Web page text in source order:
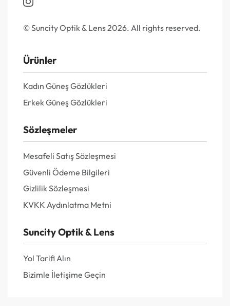
© Suncity Optik & Lens 2026. All rights reserved.
Ürünler
Kadın Güneş Gözlükleri
Erkek Güneş Gözlükleri
Sözleşmeler
Mesafeli Satış Sözleşmesi
Güvenli Ödeme Bilgileri
Gizlilik Sözleşmesi
KVKK Aydınlatma Metni
Suncity Optik & Lens
Yol Tarifi Alın
Bizimle İletişime Geçin